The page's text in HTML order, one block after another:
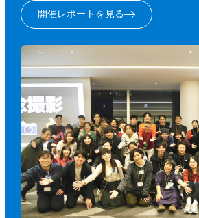
開催レポートを見る